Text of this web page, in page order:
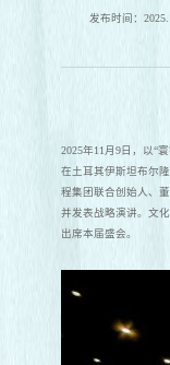
发布时间：
2025年11月9日，以“
在土耳其伊斯坦布尔
程集团联合创始人、
并发表战略演讲。文
出席本届盛会。